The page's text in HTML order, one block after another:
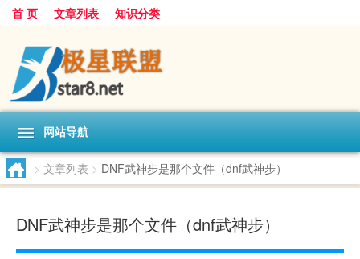
首 页 文章列表 知识分类
网站导航
> 文章列表 > DNF武神步是那个文件（dnf武神步）
DNF武神步是那个文件（dnf武神步）